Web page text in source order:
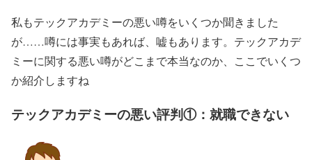
私もテックアカデミーの悪い噂をいくつか聞きました
が……噂には事実もあれば、嘘もあります。テックアカデ
ミーに関する悪い噂がどこまで本当なのか、ここでいくつ
か紹介しますね
テックアカデミーの悪い評判①：就職できない